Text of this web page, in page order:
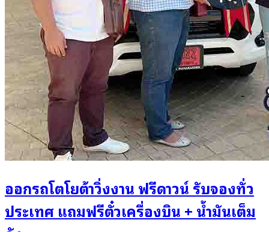
ออกรถโตโยต้าวิ่งงาน ฟรีดาวน์ รับจองทั่ว
ประเทศ แถมฟรีตั๋วเครื่องบิน + น้ำมันเต็ม